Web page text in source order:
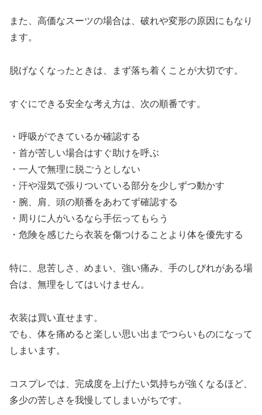
また、高価なスーツの場合は、破れや変形の原因にもなり
ます。
脱げなくなったときは、まず落ち着くことが大切です。
すぐにできる安全な考え方は、次の順番です。
・呼吸ができているか確認する
・首が苦しい場合はすぐ助けを呼ぶ
・一人で無理に脱ごうとしない
・汗や湿気で張りついている部分を少しずつ動かす
・腕、肩、頭の順番をあわてず確認する
・周りに人がいるなら手伝ってもらう
・危険を感じたら衣装を傷つけることより体を優先する
特に、息苦しさ、めまい、強い痛み、手のしびれがある場
合は、無理をしてはいけません。
衣装は買い直せます。
でも、体を痛めると楽しい思い出までつらいものになって
しまいます。
コスプレでは、完成度を上げたい気持ちが強くなるほど、
多少の苦しさを我慢してしまいがちです。